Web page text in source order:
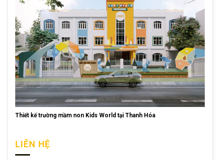
Thiết kế trường mầm non Kids World tại Thanh Hóa
LIÊN HỆ